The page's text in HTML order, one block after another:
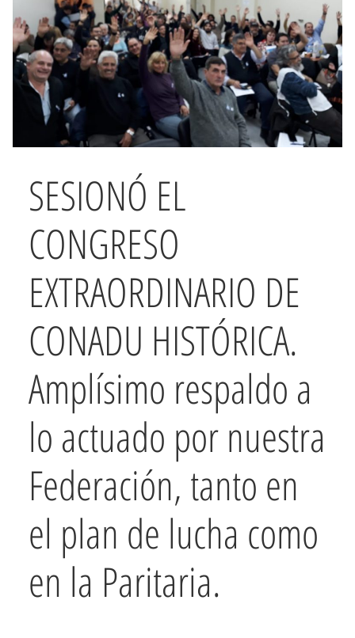
SESIONÓ EL
CONGRESO
EXTRAORDINARIO DE
CONADU HISTÓRICA.
Amplísimo respaldo a
lo actuado por nuestra
Federación, tanto en
el plan de lucha como
en la Paritaria.